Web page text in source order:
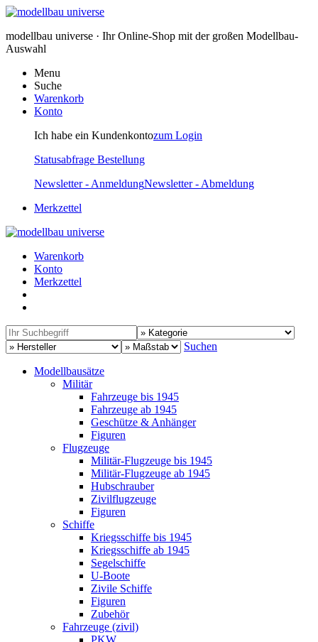
modellbau universe · Ihr Online-Shop mit der großen Modellbau-
Auswahl
Menu
Suche
Warenkorb
Konto
Ich habe ein Kundenkontozum Login
Statusabfrage Bestellung
Newsletter - AnmeldungNewsletter - Abmeldung
Merkzettel
Warenkorb
Konto
Merkzettel
Suchen
Modellbausätze
Militär
Fahrzeuge bis 1945
Fahrzeuge ab 1945
Geschütze & Anhänger
Figuren
Flugzeuge
Militär-Flugzeuge bis 1945
Militär-Flugzeuge ab 1945
Hubschrauber
Zivilflugzeuge
Figuren
Schiffe
Kriegsschiffe bis 1945
Kriegsschiffe ab 1945
Segelschiffe
U-Boote
Zivile Schiffe
Figuren
Zubehör
Fahrzeuge (zivil)
PKW